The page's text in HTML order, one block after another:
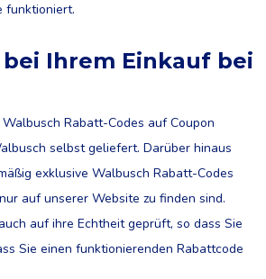
funktioniert.
bei Ihrem Einkauf bei
Rabatt-Codes auf Coupon
selbst geliefert. Darüber hinaus
exklusive Walbusch Rabatt-Codes
auf unserer Website zu finden sind.
auf ihre Echtheit geprüft, so dass Sie
Sie einen funktionierenden Rabattcode